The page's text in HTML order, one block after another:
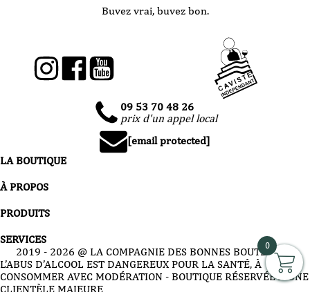
Buvez vrai, buvez bon.
09 53 70 48 26
prix d'un appel local
[email protected]
LA BOUTIQUE
À PROPOS
PRODUITS
SERVICES
2019 - 2026 @ LA COMPAGNIE DES BONNES BOUTEILLES
L’ABUS D’ALCOOL EST DANGEREUX POUR LA SANTÉ, À
CONSOMMER AVEC MODÉRATION - BOUTIQUE RÉSERVÉE À UNE
CLIENTÈLE MAJEURE
0